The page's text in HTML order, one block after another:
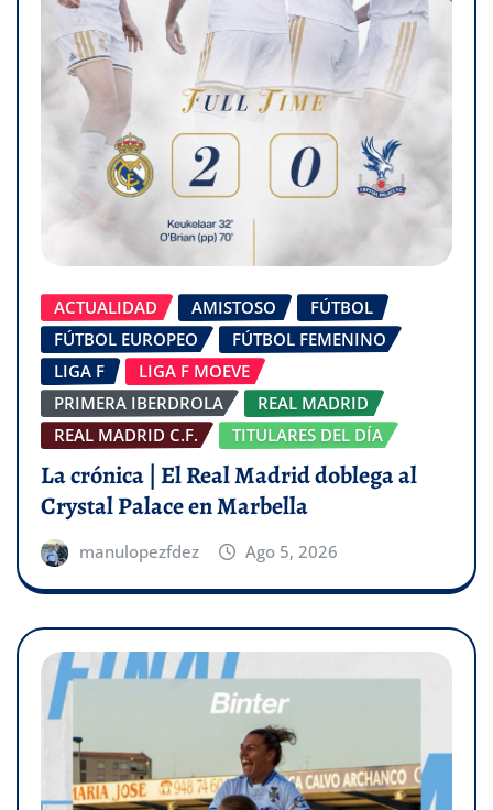
ACTUALIDAD AMISTOSO
FÚTBOL
FÚTBOL EUROPEO
FÚTBOL FEMENINO
LIGA F
LIGA F MOEVE
PRIMERA IBERDROLA
REAL MADRID
REAL MADRID C.F.
TITULARES DEL DÍA
La crónica | El Real Madrid doblega al
Crystal Palace en Marbella
manulopezfdez Ago 5, 2026